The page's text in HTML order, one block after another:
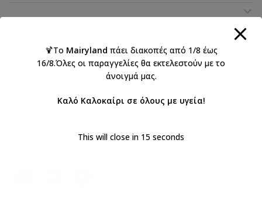
Κωδικός προϊόντος:
EXC5897P
Babywalker Size Guide 3, Βάπτιση κορίτσι , Βαπτιστικά
Βαπτιστικά παπούτσια για κορίτσι
Παπούτσια περπατήματος
🍹Το Mairyland πάει διακοπές από 1/8 έως
16/8.Όλες οι παραγγελίες θα εκτελεστούν με το
άνοιγμά μας.
Καλό Καλοκαίρι σε όλους με υγεία!
This will close in 15 seconds